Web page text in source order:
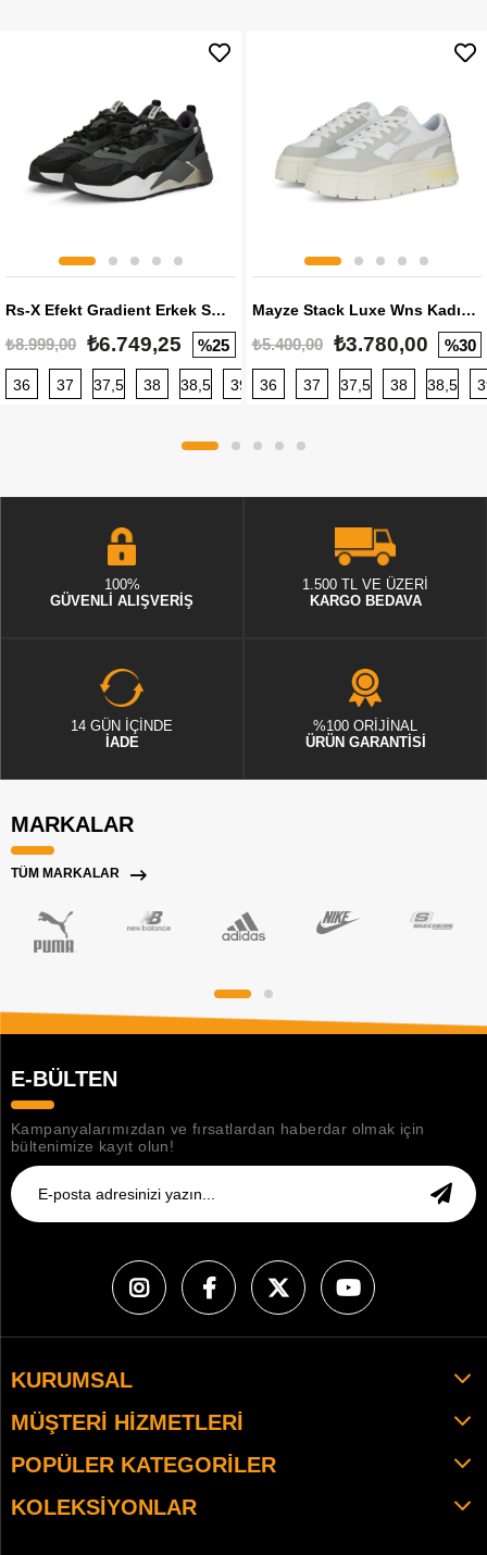
Rs-X Efekt Gradient Erkek Sneaker
₺8.999,00 ₺6.749,25 %25
36 37 37,5 38 38,5 39 40 40,5 41 42 42,5
Mayze Stack Luxe Wns Kadın Sneaker
₺5.400,00 ₺3.780,00 %30
36 37 37,5 38 38,5
100%
GÜVENLİ ALIŞVERİŞ
1.500 TL VE ÜZERİ
KARGO BEDAVA
14 GÜN İÇİNDE
İADE
%100 ORİJİNAL
ÜRÜN GARANTİSİ
MARKALAR
TÜM MARKALAR
E-BÜLTEN
Kampanyalarımızdan ve fırsatlardan haberdar olmak için
bültenimize kayıt olun!
KURUMSAL
MÜŞTERI HIZMETLERI
POPÜLER KATEGORILER
KOLEKSIYONLAR